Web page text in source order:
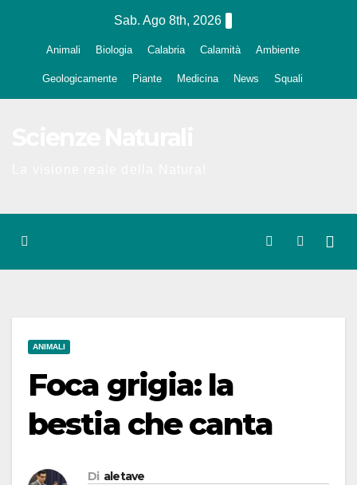
Sab. Ago 8th, 2026
Animali Biologia Calabria Calamità Ambiente
Geologicamente Piante Medicina News Squali
ANIMALI
Foca grigia: la
bestia che canta
Di aletave